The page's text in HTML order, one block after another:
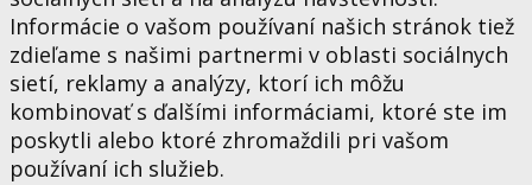
Informácie o vašom používaní našich stránok tiež
zdieľame s našimi partnermi v oblasti sociálnych
sietí, reklamy a analýzy, ktorí ich môžu
kombinovať s ďalšími informáciami, ktoré ste im
poskytli alebo ktoré zhromaždili pri vašom
používaní ich služieb.